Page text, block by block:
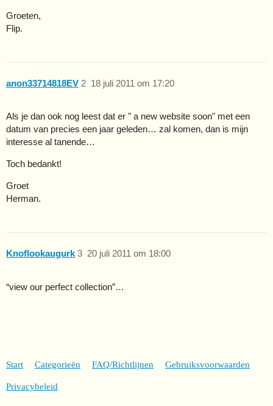
Groeten,
Flip.
anon33714818EV 18 juli 2011 om 17:20
2
Als je dan ook nog leest dat er " a new website soon" met een
datum van precies een jaar geleden… zal komen, dan is mijn
interesse al tanende…
Toch bedankt!
Groet
Herman.
Knoflookaugurk 20 juli 2011 om 18:00
3
“view our perfect collection”…
Start Categorieën FAQ/Richtlijnen Gebruiksvoorwaarden
Privacybeleid